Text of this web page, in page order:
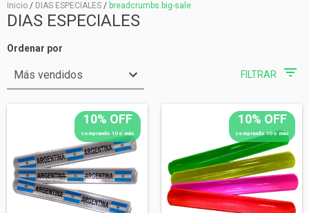
Inicio / DIAS ESPECIALES / breadcrumbs.big-sale
DIAS ESPECIALES
Ordenar por
FILTRAR
10% OFF
comprando 10 o más
10% OFF
comprando 10 o más